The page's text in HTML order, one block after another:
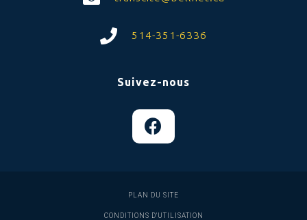
514-351-6336
Suivez-nous
PLAN DU SITE
CONDITIONS D'UTILISATION